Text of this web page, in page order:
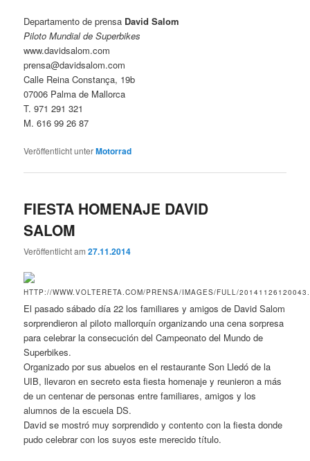
Departamento de prensa David Salom
Piloto Mundial de Superbikes
www.davidsalom.com
prensa@davidsalom.com
Calle Reina Constança, 19b
07006 Palma de Mallorca
T. 971 291 321
M. 616 99 26 87
Veröffentlicht unterMotorrad
FIESTA HOMENAJE DAVID
SALOM
Veröffentlicht am27.11.2014
El pasado sábado día 22 los familiares y amigos de David Salom
sorprendieron al piloto mallorquín organizando una cena sorpresa
para celebrar la consecución del Campeonato del Mundo de
Superbikes.
Organizado por sus abuelos en el restaurante Son Lledó de la
UIB, llevaron en secreto esta fiesta homenaje y reunieron a más
de un centenar de personas entre familiares, amigos y los
alumnos de la escuela DS.
David se mostró muy sorprendido y contento con la fiesta donde
pudo celebrar con los suyos este merecido título.